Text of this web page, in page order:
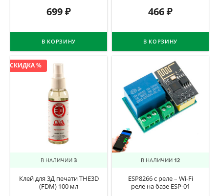
699₽
В КОРЗИНУ
466₽
В КОРЗИНУ
СКИДКА %
В НАЛИЧИИ 3
Клей для 3Д печати THE3D
(FDM) 100 мл
В НАЛИЧИИ 12
ESP8266 с реле – Wi-Fi
реле на базе ESP-01